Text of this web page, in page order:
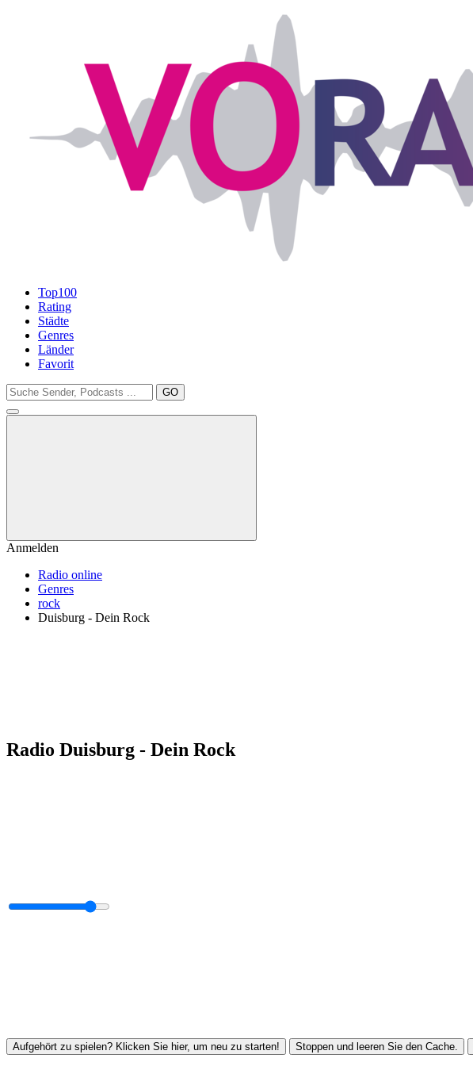
Top100
Rating
Städte
Genres
Länder
Favorit
GO
Anmelden
Radio online
Genres
rock
Duisburg - Dein Rock
Radio Duisburg - Dein Rock
Aufgehört zu spielen? Klicken Sie hier, um neu zu starten! Stoppen und leeren Sie den Cache.